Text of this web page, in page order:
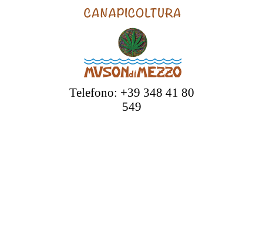
Telefono: +39 348 41 80
549